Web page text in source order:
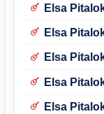
Elsa
Elsa
Elsa
Elsa
Elsa